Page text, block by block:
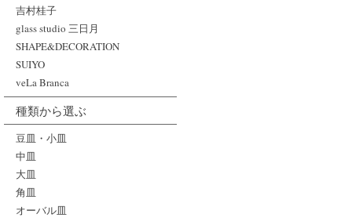
吉村桂子
glass studio 三日月
SHAPE&DECORATION
SUIYO
veLa Branca
種類から選ぶ
豆皿・小皿
中皿
大皿
角皿
オーバル皿